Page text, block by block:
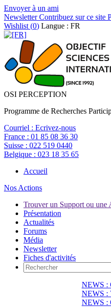
Envoyer à un ami
NewsletterContribuez sur ce site
Wishlist (0) Langue : FR
OSI PERCEPTION
Programme de Recherches
Courriel : Ecrivez-nous
France : 01 85 08 36 30
Suisse : 022 519 0440
Belgique : 023 18 35 65
Accueil
Nos Actions
Trouver un Support ou une
Présentation
Actualités
Forums
Média
Newsletter
Fiches d'activités
NEWS :
NEWS :
NEWS :